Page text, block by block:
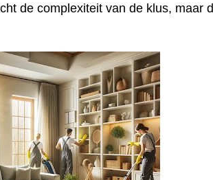
de complexiteit van de klus, maar